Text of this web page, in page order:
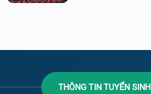
THÔNG TIN TUYỂN SINH